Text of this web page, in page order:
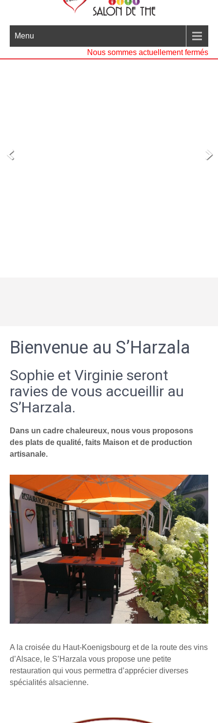
Menu
Nous sommes actuellement fermés
Bienvenue au S’Harzala
Sophie et Virginie seront
ravies de vous accueillir au
S’Harzala.
Dans un cadre chaleureux, nous vous proposons
des plats de qualité, faits Maison et de production
artisanale.
A la croisée du Haut-Koenigsbourg et de la route des vins
d’Alsace, le S’Harzala vous propose une petite
restauration qui vous permettra d’apprécier diverses
spécialités alsacienne.